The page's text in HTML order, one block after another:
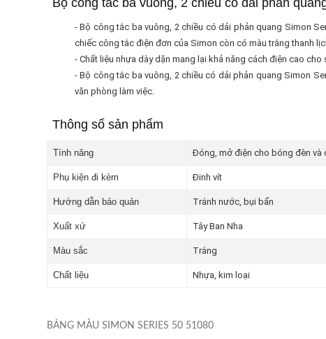
Bộ công tắc ba vuông, 2 chiều có dải phản
- Bộ công tắc ba vuông, 2 chiều có dải phản quang Simon
chiếc công tắc điện đơn của Simon còn có màu trắng thanh
- Chất liệu nhựa dày dặn mang lại khả năng cách điện cao
- Bộ công tắc ba vuông, 2 chiều có dải phản quang Simon
văn phòng làm việc.
Thông số sản phẩm
Tính năng Đóng, mở điện cho bóng đèn và
Phụ kiện đi kèm Đinh vít
Hướng dẫn bảo quản Tránh nước, bụi bẩn
Xuất xứ Tây Ban Nha
Màu sắc Trắng
Chất liệu Nhựa, kim loại
BẢNG MÀU SIMON SERIES 50 51080